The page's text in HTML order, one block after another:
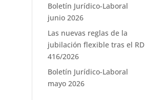
Boletín Jurídico-Laboral
junio 2026
Las nuevas reglas de la
jubilación flexible tras el RD
416/2026
Boletín Jurídico-Laboral
mayo 2026